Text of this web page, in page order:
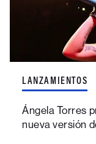
LANZAMIENTOS
Ángela Torres
nueva versión